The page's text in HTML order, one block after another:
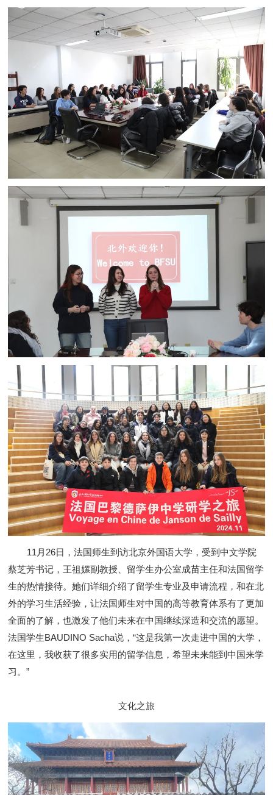
11月26日，法国师生到访北京外国语大学，受到中文学院
蔡芝芳书记，王祖嫘副教授、留学生办公室成苗主任和法国留学
生的热情接待。她们详细介绍了留学生专业及申请流程，和在北
外的学习生活经验，让法国师生对中国的高等教育体系有了更加
全面的了解，也激发了他们未来在中国继续深造和交流的愿望。
法国学生BAUDINO Sacha说，“这是我第一次走进中国的大学，
在这里，我收获了很多实用的留学信息，希望未来能到中国来学
习。”
文化之旅